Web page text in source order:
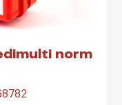
norm